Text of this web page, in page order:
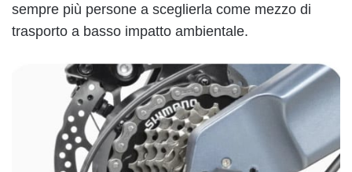
sempre più persone a sceglierla come mezzo di
trasporto a basso impatto ambientale.